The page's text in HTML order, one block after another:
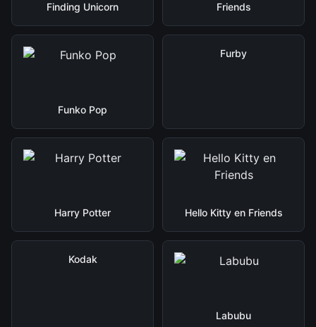
Finding Unicorn Friends
Funko Pop
Furby
Harry Potter Hello Kitty en Friends
Kodak
Labubu